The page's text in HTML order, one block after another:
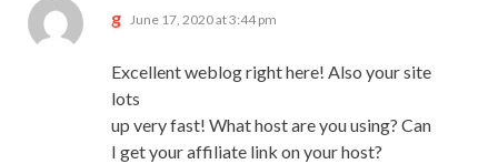
g says:
June 17, 2020 at 3:44 pm
Excellent weblog right here! Also your site
lots
up very fast! What host are you using? Can
I get your affiliate link on your host?